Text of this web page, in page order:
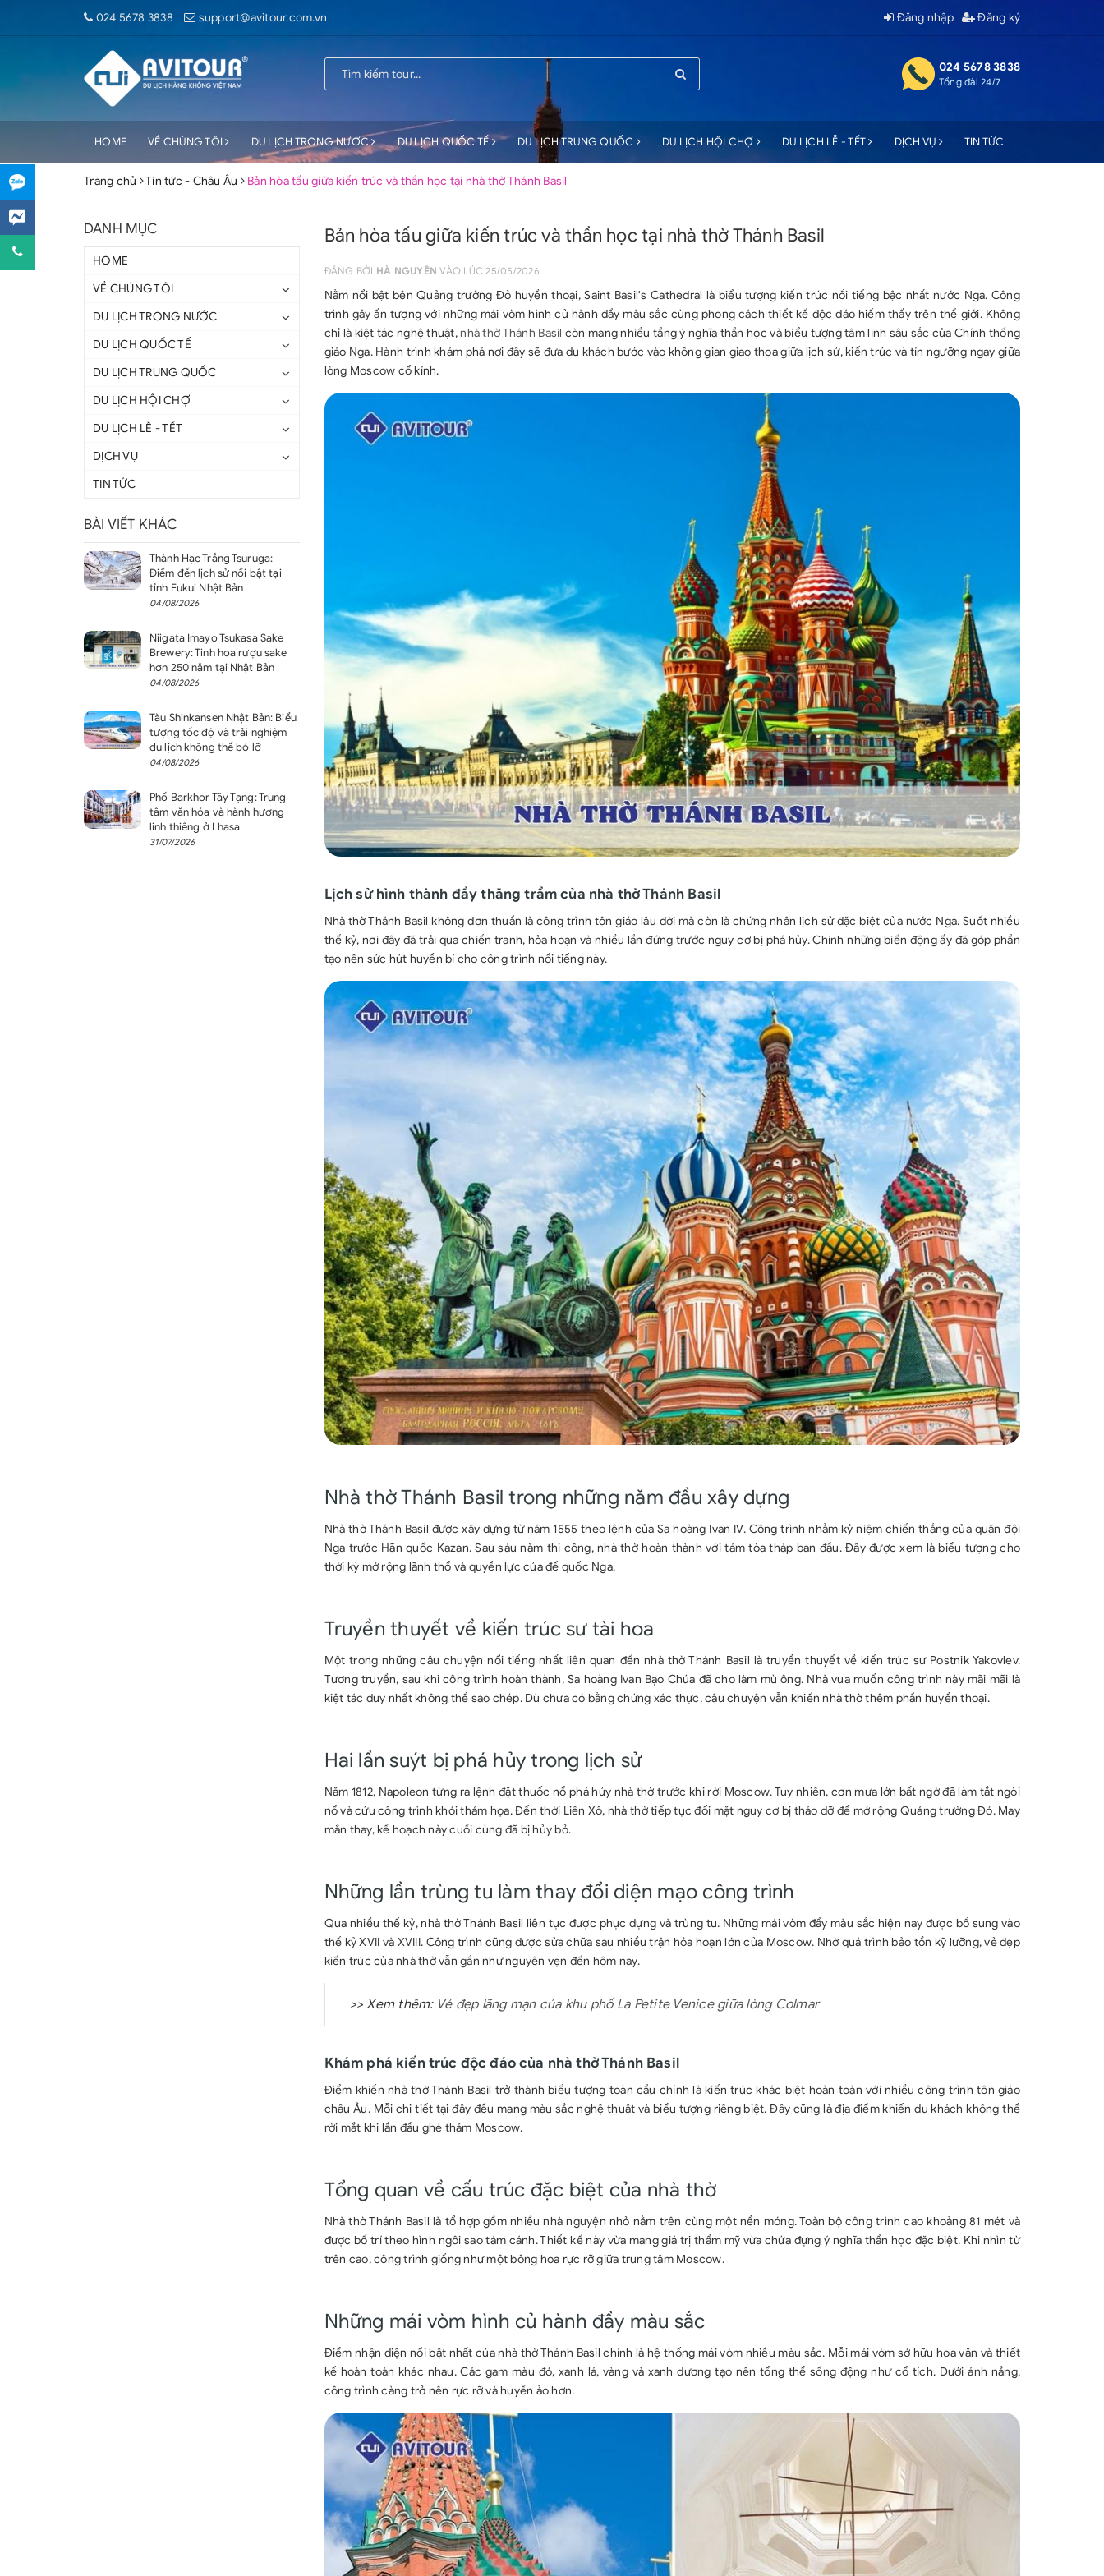
024 5678 3838 support@avitour.com.vn Đăng nhập Đăng ký
024 5678 3838
Tổng đài 24/7
HOME VỀ CHÚNG TÔI DU LỊCH TRONG NƯỚC DU LỊCH QUỐC TẾ DU LỊCH TRUNG QUỐC DU LỊCH HỘI CHỢ DU LỊCH LỄ - TẾT DỊCH VỤ TIN TỨC
Trang chủ Tin tức - Châu Âu Bản hòa tấu giữa kiến trúc và thần học tại nhà thờ Thánh Basil
Bản hòa tấu giữa kiến trúc và thần học tại nhà thờ Thánh Basil
ĐĂNG BỞI HÀ NGUYỄN VÀO LÚC 25/05/2026
Nằm nổi bật bên Quảng trường Đỏ huyền thoại, Saint Basil's Cathedral là biểu tượng kiến trúc nổi tiếng bậc nhất nước Nga. Công
trình gây ấn tượng với những mái vòm hình củ hành đầy màu sắc cùng phong cách thiết kế độc đáo hiếm thấy trên thế giới. Không
chỉ là kiệt tác nghệ thuật, nhà thờ Thánh Basil còn mang nhiều tầng ý nghĩa thần học và biểu tượng tâm linh sâu sắc của Chính thống
giáo Nga. Hành trình khám phá nơi đây sẽ đưa du khách bước vào không gian giao thoa giữa lịch sử, kiến trúc và tín ngưỡng ngay giữa
lòng Moscow cổ kính.
Lịch sử hình thành đầy thăng trầm của nhà thờ Thánh Basil
Nhà thờ Thánh Basil không đơn thuần là công trình tôn giáo lâu đời mà còn là chứng nhân lịch sử đặc biệt của nước Nga. Suốt nhiều
thế kỷ, nơi đây đã trải qua chiến tranh, hỏa hoạn và nhiều lần đứng trước nguy cơ bị phá hủy. Chính những biến động ấy đã góp phần
tạo nên sức hút huyền bí cho công trình nổi tiếng này.
Nhà thờ Thánh Basil trong những năm đầu xây dựng
Nhà thờ Thánh Basil được xây dựng từ năm 1555 theo lệnh của Sa hoàng Ivan IV. Công trình nhằm kỷ niệm chiến thắng của quân đội
Nga trước Hãn quốc Kazan. Sau sáu năm thi công, nhà thờ hoàn thành với tám tòa tháp ban đầu. Đây được xem là biểu tượng cho
thời kỳ mở rộng lãnh thổ và quyền lực của đế quốc Nga.
Truyền thuyết về kiến trúc sư tài hoa
Một trong những câu chuyện nổi tiếng nhất liên quan đến nhà thờ Thánh Basil là truyền thuyết về kiến trúc sư Postnik Yakovlev.
Tương truyền, sau khi công trình hoàn thành, Sa hoàng Ivan Bạo Chúa đã cho làm mù ông. Nhà vua muốn công trình này mãi mãi là
kiệt tác duy nhất không thể sao chép. Dù chưa có bằng chứng xác thực, câu chuyện vẫn khiến nhà thờ thêm phần huyền thoại.
Hai lần suýt bị phá hủy trong lịch sử
Năm 1812, Napoleon từng ra lệnh đặt thuốc nổ phá hủy nhà thờ trước khi rời Moscow. Tuy nhiên, cơn mưa lớn bất ngờ đã làm tắt ngòi
nổ và cứu công trình khỏi thảm họa. Đến thời Liên Xô, nhà thờ tiếp tục đối mặt nguy cơ bị tháo dỡ để mở rộng Quảng trường Đỏ. May
mắn thay, kế hoạch này cuối cùng đã bị hủy bỏ.
Những lần trùng tu làm thay đổi diện mạo công trình
Qua nhiều thế kỷ, nhà thờ Thánh Basil liên tục được phục dựng và trùng tu. Những mái vòm đầy màu sắc hiện nay được bổ sung vào
thế kỷ XVII và XVIII. Công trình cũng được sửa chữa sau nhiều trận hỏa hoạn lớn của Moscow. Nhờ quá trình bảo tồn kỹ lưỡng, vẻ đẹp
kiến trúc của nhà thờ vẫn gần như nguyên vẹn đến hôm nay.
>> Xem thêm: Vẻ đẹp lãng mạn của khu phố La Petite Venice giữa lòng Colmar
Khám phá kiến trúc độc đáo của nhà thờ Thánh Basil
Điểm khiến nhà thờ Thánh Basil trở thành biểu tượng toàn cầu chính là kiến trúc khác biệt hoàn toàn với nhiều công trình tôn giáo
châu Âu. Mỗi chi tiết tại đây đều mang màu sắc nghệ thuật và biểu tượng riêng biệt. Đây cũng là địa điểm khiến du khách không thể
rời mắt khi lần đầu ghé thăm Moscow.
Tổng quan về cấu trúc đặc biệt của nhà thờ
Nhà thờ Thánh Basil là tổ hợp gồm nhiều nhà nguyện nhỏ nằm trên cùng một nền móng. Toàn bộ công trình cao khoảng 81 mét và
được bố trí theo hình ngôi sao tám cánh. Thiết kế này vừa mang giá trị thẩm mỹ vừa chứa đựng ý nghĩa thần học đặc biệt. Khi nhìn từ
trên cao, công trình giống như một bông hoa rực rỡ giữa trung tâm Moscow.
Những mái vòm hình củ hành đầy màu sắc
Điểm nhận diện nổi bật nhất của nhà thờ Thánh Basil chính là hệ thống mái vòm nhiều màu sắc. Mỗi mái vòm sở hữu hoa văn và thiết
kế hoàn toàn khác nhau. Các gam màu đỏ, xanh lá, vàng và xanh dương tạo nên tổng thể sống động như cổ tích. Dưới ánh nắng,
công trình càng trở nên rực rỡ và huyền ảo hơn.
DANH MỤC
HOME
VỀ CHÚNG TÔI
DU LỊCH TRONG NƯỚC
DU LỊCH QUỐC TẾ
DU LỊCH TRUNG QUỐC
DU LỊCH HỘI CHỢ
DU LỊCH LỄ - TẾT
DỊCH VỤ
TIN TỨC
BÀI VIẾT KHÁC
Thành Hạc Trắng Tsuruga:
Điểm đến lịch sử nổi bật tại
tỉnh Fukui Nhật Bản
04/08/2026
Niigata Imayo Tsukasa Sake
Brewery: Tinh hoa rượu sake
hơn 250 năm tại Nhật Bản
04/08/2026
Tàu Shinkansen Nhật Bản: Biểu
tượng tốc độ và trải nghiệm
du lịch không thể bỏ lỡ
04/08/2026
Phố Barkhor Tây Tạng: Trung
tâm văn hóa và hành hương
linh thiêng ở Lhasa
31/07/2026